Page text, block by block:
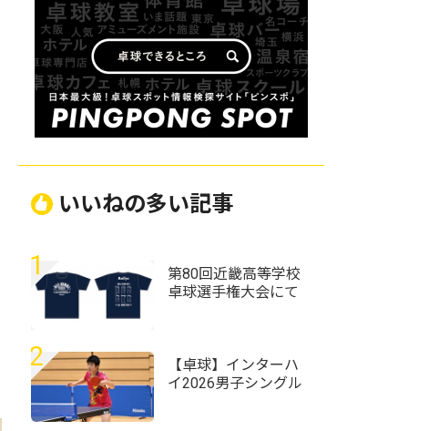
いいねの多い記事
1
第80回近畿高等学校
卓球選手権大会にて
2
【卓球】インターハ
イ2026男子シングル